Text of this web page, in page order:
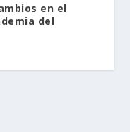
en el
del